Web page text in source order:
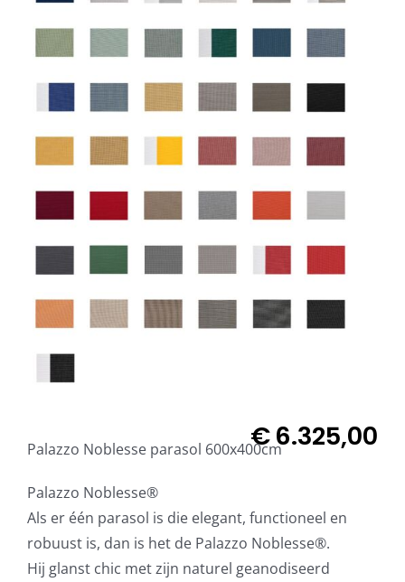
Onze merken
€6.325,00
Palazzo Noblesse parasol 600x400cm
Palazzo Noblesse®
Als er één parasol is die elegant, functioneel en
robuust is, dan is het de Palazzo Noblesse®.
Hij glanst chic met zijn naturel geanodiseerd